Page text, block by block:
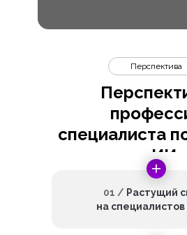
специалиста
с ИИ
Перспектива
01 / Растущий
на специалистов